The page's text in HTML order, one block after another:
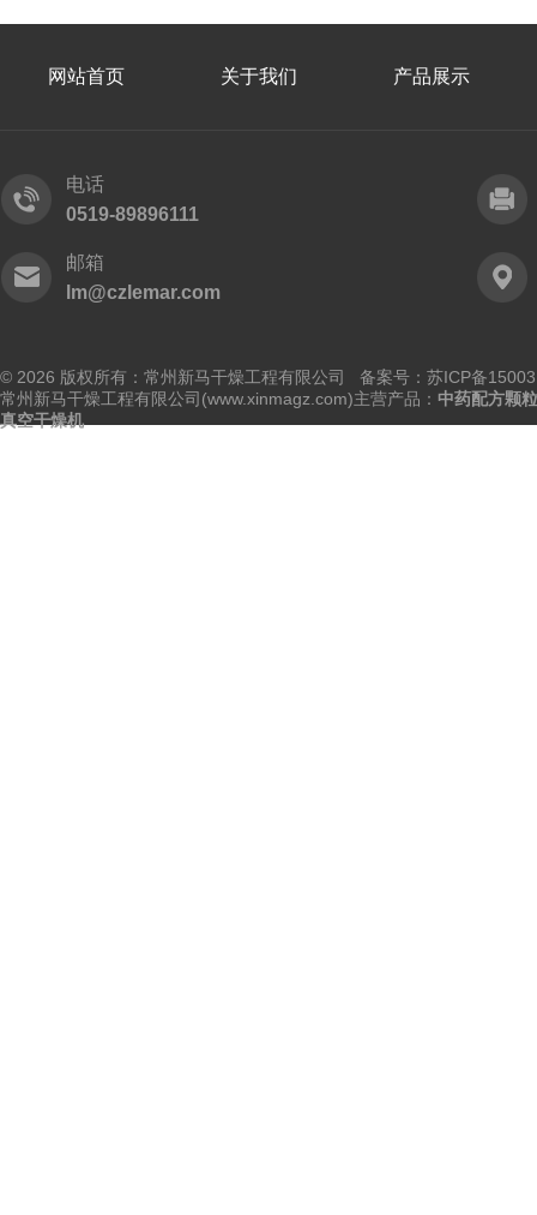
网站首页 关于我们 产品展示
电话
0519-89896111
邮箱
lm@czlemar.com
© 2026 版权所有：常州新马干燥工程有限公司 备案号： 苏ICP备
常州新马干燥工程有限公司(www.xinmagz.com)主营产品： 中药配方颗
真空干燥机